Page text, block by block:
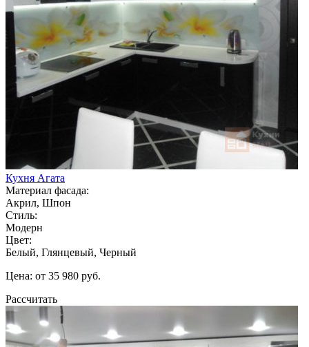
Кухня Агата
Материал фасада:
Акрил, Шпон
Стиль:
Модерн
Цвет:
Белый, Глянцевый, Черный
Цена: от 35 980 руб.
Рассчитать